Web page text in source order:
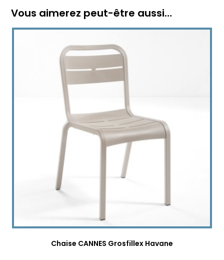
Vous aimerez peut-être aussi…
Chaise CANNES Grosfillex Havane